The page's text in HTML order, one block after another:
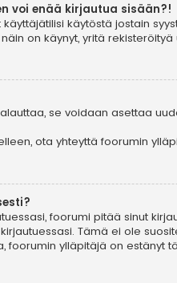
voi enää kirjautua sisään?!
käytöstä jostain
on käynyt, yritä
se voidaan asettaa
ota yhteyttä foorumin
foorumi pitää sinut
Tämä ei ole
foorumin ylläpitäjä on estänyt